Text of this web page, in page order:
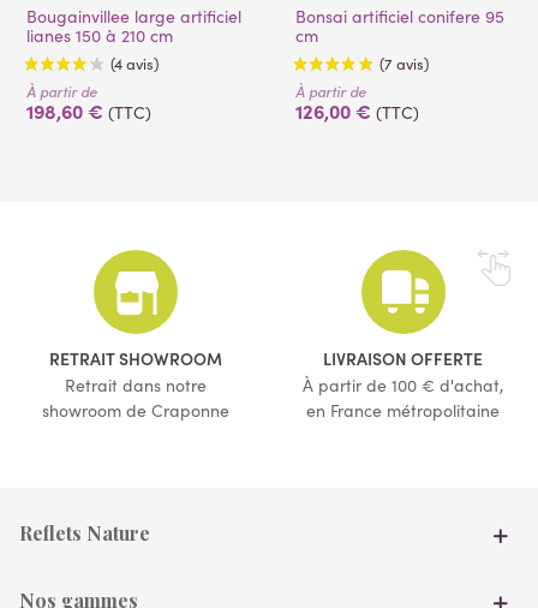
Bougainvillee large artificiel
lianes 150 à 210 cm
(4 avis)
À partir de
198,60 € (TTC)
Bonsai artificiel conifere 95
cm
(7 avis)
À partir de
126,00 € (TTC)
RETRAIT SHOWROOM
Retrait dans notre
showroom de Craponne
LIVRAISON OFFERTE
À partir de 100 € d'achat,
en France métropolitaine
Reflets Nature
Nos gammes